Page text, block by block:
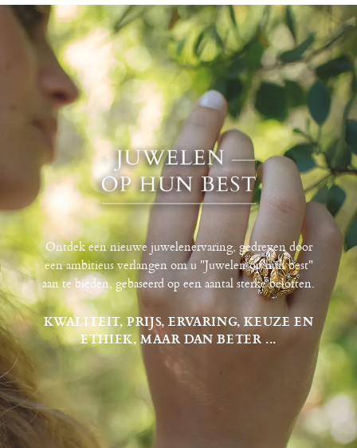
Ontdek een nieuwe juwelenervaring, gedreven door
een ambitieus verlangen om u "Juwelen op hun best"
aan te bieden, gebaseerd op een aantal sterke beloften.
KWALITEIT, PRIJS, ERVARING, KEUZE EN
ETHIEK, MAAR DAN BETER ...